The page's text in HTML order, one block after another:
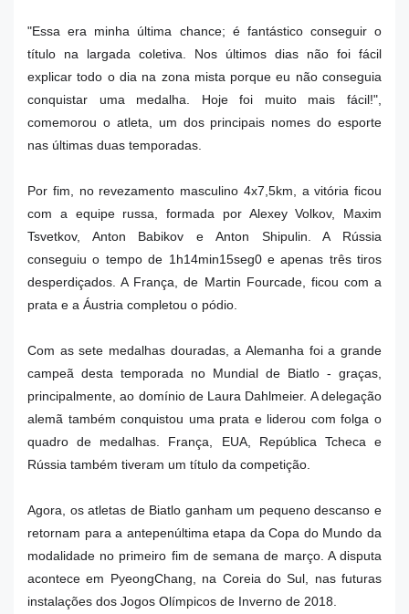
"Essa era minha última chance; é fantástico conseguir o
título na largada coletiva. Nos últimos dias não foi fácil
explicar todo o dia na zona mista porque eu não conseguia
conquistar uma medalha. Hoje foi muito mais fácil!",
comemorou o atleta, um dos principais nomes do esporte
nas últimas duas temporadas.
Por fim, no revezamento masculino 4x7,5km, a vitória ficou
com a equipe russa, formada por Alexey Volkov, Maxim
Tsvetkov, Anton Babikov e Anton Shipulin. A Rússia
conseguiu o tempo de 1h14min15seg0 e apenas três tiros
desperdiçados. A França, de Martin Fourcade, ficou com a
prata e a Áustria completou o pódio.
Com as sete medalhas douradas, a Alemanha foi a grande
campeã desta temporada no Mundial de Biatlo - graças,
principalmente, ao domínio de Laura Dahlmeier. A delegação
alemã também conquistou uma prata e liderou com folga o
quadro de medalhas. França, EUA, República Tcheca e
Rússia também tiveram um título da competição.
Agora, os atletas de Biatlo ganham um pequeno descanso e
retornam para a antepenúltima etapa da Copa do Mundo da
modalidade no primeiro fim de semana de março. A disputa
acontece em PyeongChang, na Coreia do Sul, nas futuras
instalações dos Jogos Olímpicos de Inverno de 2018.